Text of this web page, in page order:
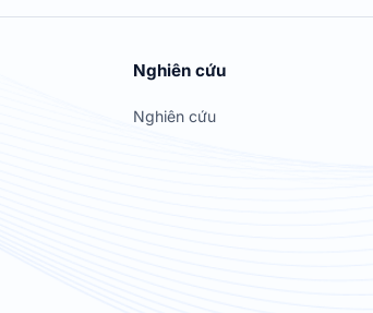
Nghiên cứu
Nghiên cứu